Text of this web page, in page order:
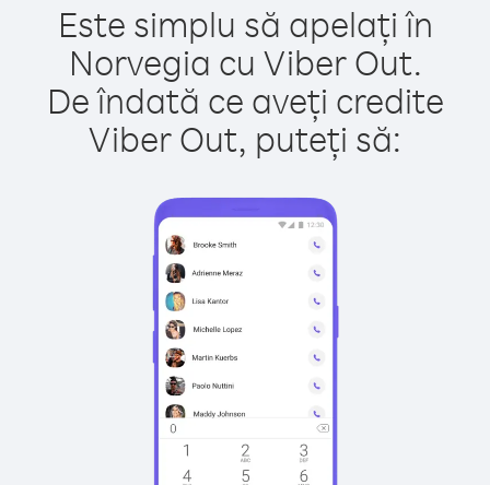
Este simplu să apelați în
Norvegia cu Viber Out.
De îndată ce aveți credite
Viber Out, puteți să: